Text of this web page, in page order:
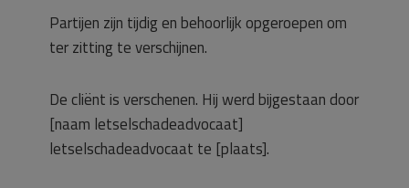
Partijen zijn tijdig en behoorlijk opgeroepen om
ter zitting te verschijnen.
De cliënt is verschenen. Hij werd bijgestaan door
[naam letselschadeadvocaat]
letselschadeadvocaat te [plaats].